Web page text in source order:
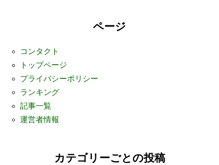
ページ
コンタクト
トップページ
プライバシーポリシー
ランキング
記事一覧
運営者情報
カテゴリーごとの投稿